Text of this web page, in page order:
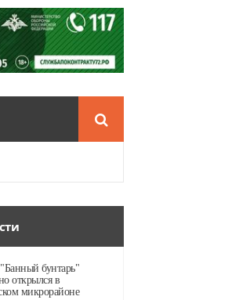
бунтарь"
открылся в
микрорайоне